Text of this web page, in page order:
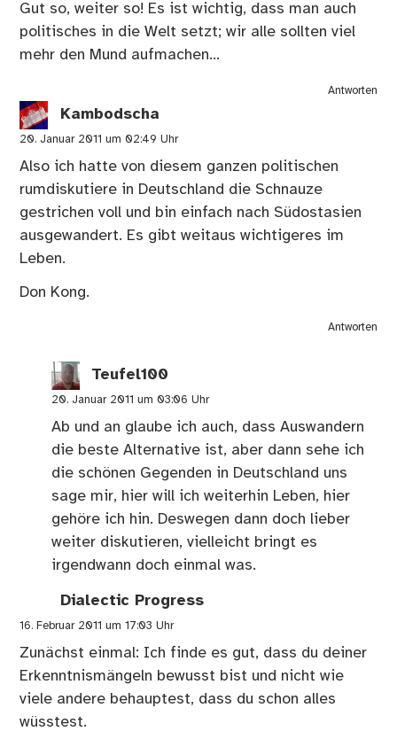
Gut so, weiter so! Es ist wichtig, dass man auch
politisches in die Welt setzt; wir alle sollten viel
mehr den Mund aufmachen…
Antworten
Kambodscha
20. Januar 2011 um 02:49 Uhr
Also ich hatte von diesem ganzen politischen
rumdiskutiere in Deutschland die Schnauze
gestrichen voll und bin einfach nach Südostasien
ausgewandert. Es gibt weitaus wichtigeres im
Leben.
Don Kong.
Antworten
Teufel100
20. Januar 2011 um 03:06 Uhr
Ab und an glaube ich auch, dass Auswandern
die beste Alternative ist, aber dann sehe ich
die schönen Gegenden in Deutschland uns
sage mir, hier will ich weiterhin Leben, hier
gehöre ich hin. Deswegen dann doch lieber
weiter diskutieren, vielleicht bringt es
irgendwann doch einmal was.
Dialectic Progress
16. Februar 2011 um 17:03 Uhr
Zunächst einmal: Ich finde es gut, dass du deiner
Erkenntnismängeln bewusst bist und nicht wie
viele andere behauptest, dass du schon alles
wüsstest.